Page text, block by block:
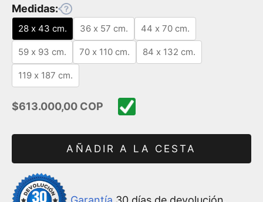
Medidas:
28 x 43 cm. 36 x 57 cm. 44 x 70 cm.
59 x 93 cm. 70 x 110 cm. 84 x 132 cm.
119 x 187 cm.
Precio de oferta
$613.000,00 COP
AÑADIR A LA CESTA